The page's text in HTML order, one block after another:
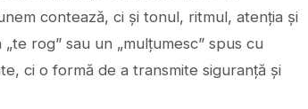
contează, ci și tonul, ritmul, atenția și
rog” sau un „mulțumesc” spus cu
ci o formă de a transmite siguranță și